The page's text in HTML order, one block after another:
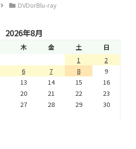
DVDorBlu-ray
2026年8月
木 金 土
日
1
2
6 7 8
9
13 14 15
16
20 21 22
23
27 28 29
30